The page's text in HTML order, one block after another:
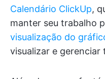
Calendário ClickUp,
manter seu trabalho
visualização do
visualizar e gerenciar